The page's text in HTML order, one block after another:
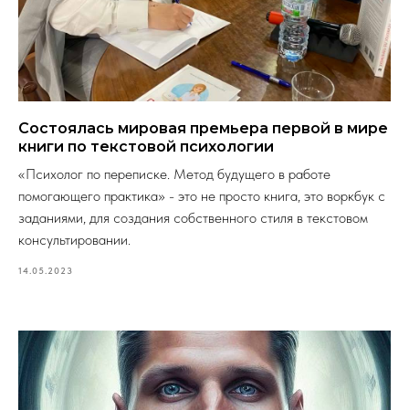
Состоялась мировая премьера первой в мире
книги по текстовой психологии
«Психолог по переписке. Метод будущего в работе
помогающего практика» - это не просто книга, это воркбук с
заданиями, для создания собственного стиля в текстовом
консультировании.
14.05.2023